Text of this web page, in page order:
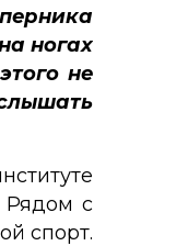
ногах
не
Рядом с
спорт.